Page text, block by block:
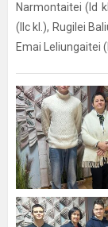
Narmontaitei (Id
(IIc kl.), Rugilei
Emai Leliungaitei